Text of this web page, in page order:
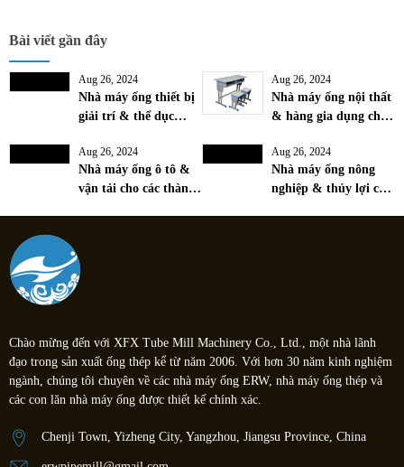
Bài viết gần đây
Aug 26, 2024
Nhà máy ống thiết bị
giải trí & thể dục
đáng tin cậy & bền
lâu
Aug 26, 2024
Nhà máy ống nội thất
& hàng gia dụng cho
bền vững
Aug 26, 2024
Nhà máy ống ô tô &
vận tải cho các thành
Aug 26, 2024
Nhà máy ống nông
nghiệp & thủy lợi cho
Chào mừng đến với XFX Tube Mill Machinery Co., Ltd., một nhà lãnh
đạo trong sản xuất ống thép kể từ năm 2006. Với hơn 30 năm kinh nghiệm
ngành, chúng tôi chuyên về các nhà máy ống ERW, nhà máy ống thép và
các con lăn nhà máy ống được thiết kế chính xác.
Chenji Town, Yizheng City, Yangzhou, Jiangsu Province, China